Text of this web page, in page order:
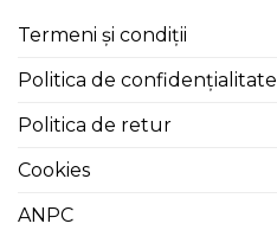
Termeni și condiții
Politica de confidențialitate
Politica de retur
Cookies
ANPC